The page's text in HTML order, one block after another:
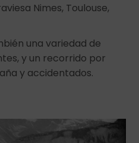
Nimes, Toulouse,
una variedad de
y un recorrido por
y accidentados.